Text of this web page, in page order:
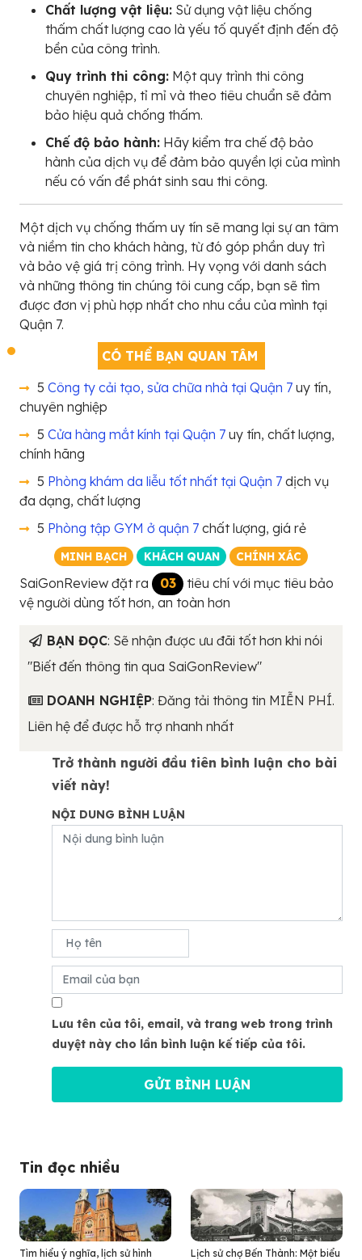
Chất lượng vật liệu: Sử dụng vật liệu chống
thấm chất lượng cao là yếu tố quyết định đến độ
bền của công trình.
Quy trình thi công: Một quy trình thi công
chuyên nghiệp, tỉ mỉ và theo tiêu chuẩn sẽ đảm
bảo hiệu quả chống thấm.
Chế độ bảo hành: Hãy kiểm tra chế độ bảo
hành của dịch vụ để đảm bảo quyền lợi của mình
nếu có vấn đề phát sinh sau thi công.
Một dịch vụ chống thấm uy tín sẽ mang lại sự an tâm
và niềm tin cho khách hàng, từ đó góp phần duy trì
và bảo vệ giá trị công trình. Hy vọng với danh sách
và những thông tin chúng tôi cung cấp, bạn sẽ tìm
được đơn vị phù hợp nhất cho nhu cầu của mình tại
Quận 7.
CÓ THỂ BẠN QUAN TÂM
5 Công ty cải tạo, sửa chữa nhà tại Quận 7 uy tín,
chuyên nghiệp
5 Cửa hàng mắt kính tại Quận 7 uy tín, chất lượng,
chính hãng
5 Phòng khám da liễu tốt nhất tại Quận 7 dịch vụ
đa dạng, chất lượng
5 Phòng tập GYM ở quận 7 chất lượng, giá rẻ
MINH BẠCH KHÁCH QUAN CHÍNH XÁC
SaiGonReview đặt ra 03
tiêu chí với mục tiêu bảo
vệ người dùng tốt hơn, an toàn hơn
BẠN ĐỌC: Sẽ nhận được ưu đãi tốt hơn khi nói
"Biết đến thông tin qua SaiGonReview"
DOANH NGHIỆP: Đăng tải thông tin MIỄN PHÍ.
Liên hệ để được hỗ trợ nhanh nhất
Trở thành người đầu tiên bình luận cho bài
viết này!
NỘI DUNG BÌNH LUẬN
Lưu tên của tôi, email, và trang web trong trình
duyệt này cho lần bình luận kế tiếp của tôi.
Tin đọc nhiều
Tìm hiểu ý nghĩa, lịch sử hình
Lịch sử chợ Bến Thành: Một biểu